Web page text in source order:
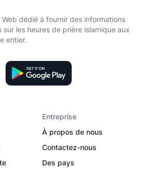
dédié à fournir des informations
les heures de prière islamique aux
entier.
Entreprise
À propos de nous
Contactez-nous
Des pays